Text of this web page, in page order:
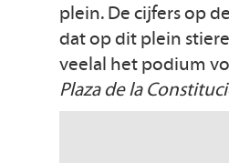
plein. De cijfers op
dat op dit plein
veelal het podium
Plaza de la